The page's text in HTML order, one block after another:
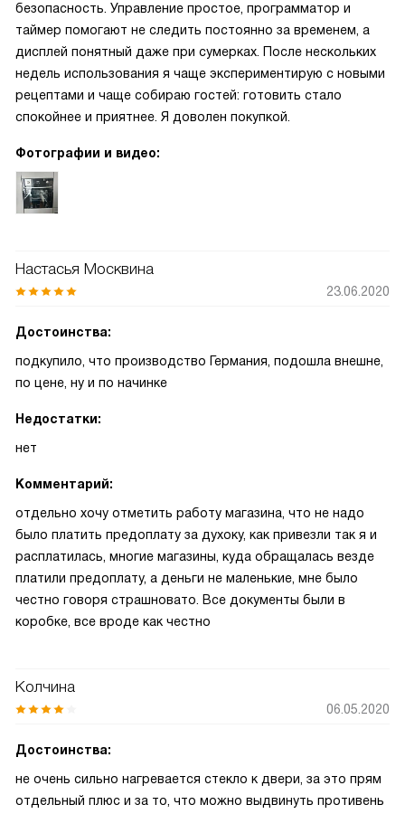
безопасность. Управление простое, программатор и
таймер помогают не следить постоянно за временем, а
дисплей понятный даже при сумерках. После нескольких
недель использования я чаще экспериментирую с новыми
рецептами и чаще собираю гостей: готовить стало
спокойнее и приятнее. Я доволен покупкой.
Фотографии и видео:
Настасья Москвина
23.06.2020
Достоинства:
подкупило, что производство Германия, подошла внешне,
по цене, ну и по начинке
Недостатки:
нет
Комментарий:
отдельно хочу отметить работу магазина, что не надо
было платить предоплату за духоку, как привезли так я и
расплатилась, многие магазины, куда обращалась везде
платили предоплату, а деньги не маленькие, мне было
честно говоря страшновато. Все документы были в
коробке, все вроде как честно
Колчина
06.05.2020
Достоинства:
не очень сильно нагревается стекло к двери, за это прям
отдельный плюс и за то, что можно выдвинуть противень